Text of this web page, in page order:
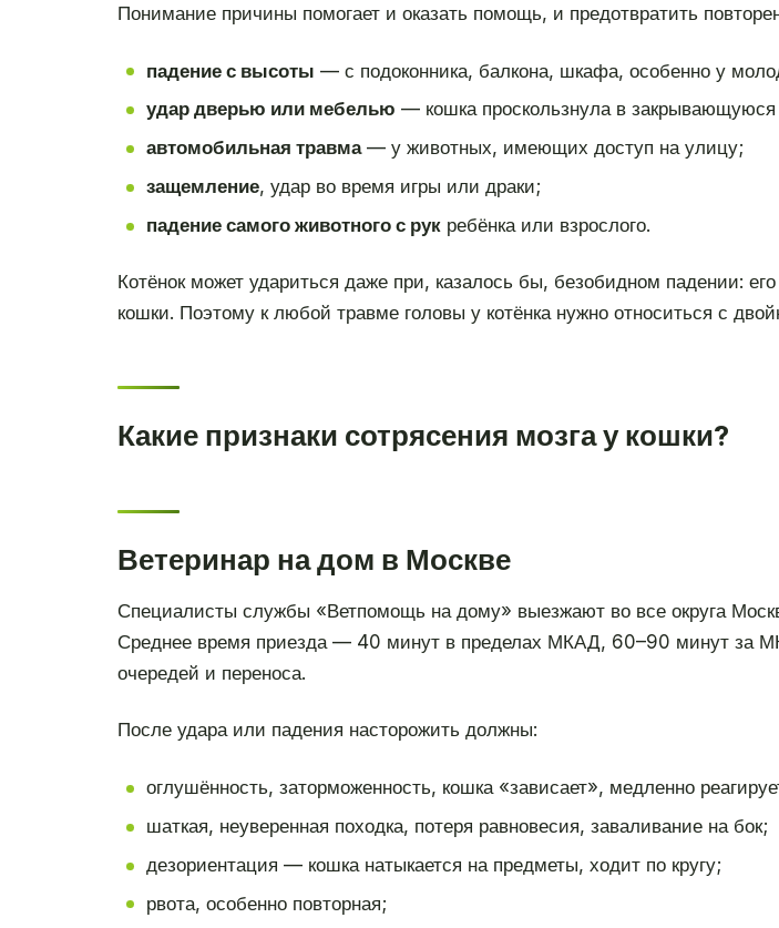
Понимание причины помогает и оказать помощь, и предотвратить
падение с высоты — с подоконника, балкона, шкафа, особенно у
удар дверью или мебелью — кошка проскользнула в
автомобильная травма— у животных, имеющих доступ на улицу;
защемление, удар во время игры или драки;
падение самого животного с рукребёнка или взрослого.
Котёнок может удариться даже при, казалось бы, безобидном падении:
кошки. Поэтому к любой травме головы у котёнка нужно относиться с
Какие признаки сотрясения мозга у кошки?
Ветеринар на дом в Москве
Специалисты службы «Ветпомощь на дому» выезжают во все
Среднее время приезда — 40 минут в пределах МКАД, 60–90 минут за
очередей и переноса.
После удара или падения насторожить должны:
оглушённость, заторможенность, кошка «зависает», медленно
шаткая, неуверенная походка, потеря равновесия, заваливание на бок;
дезориентация — кошка натыкается на предметы, ходит по кругу;
рвота, особенно повторная;